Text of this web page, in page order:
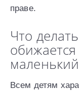
праве.
Что
Всем детям